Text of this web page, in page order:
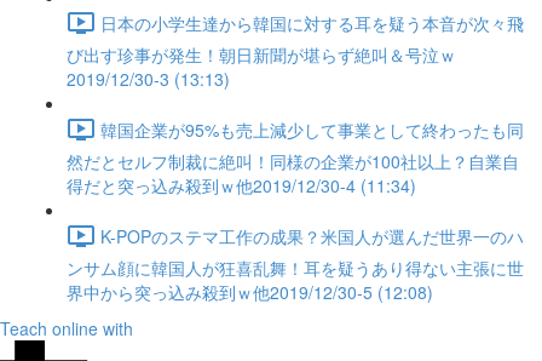
日本の小学生達から韓国に対する耳を疑う本音が次々飛
び出す珍事が発生！朝日新聞が堪らず絶叫＆号泣ｗ
2019/12/30-3 (13:13)
韓国企業が95%も売上減少して事業として終わったも同
然だとセルフ制裁に絶叫！同様の企業が100社以上？自業自
得だと突っ込み殺到ｗ他2019/12/30-4 (11:34)
K-POPのステマ工作の成果？米国人が選んだ世界一のハ
ンサム顔に韓国人が狂喜乱舞！耳を疑うあり得ない主張に世
界中から突っ込み殺到ｗ他2019/12/30-5 (12:08)
Teach online with